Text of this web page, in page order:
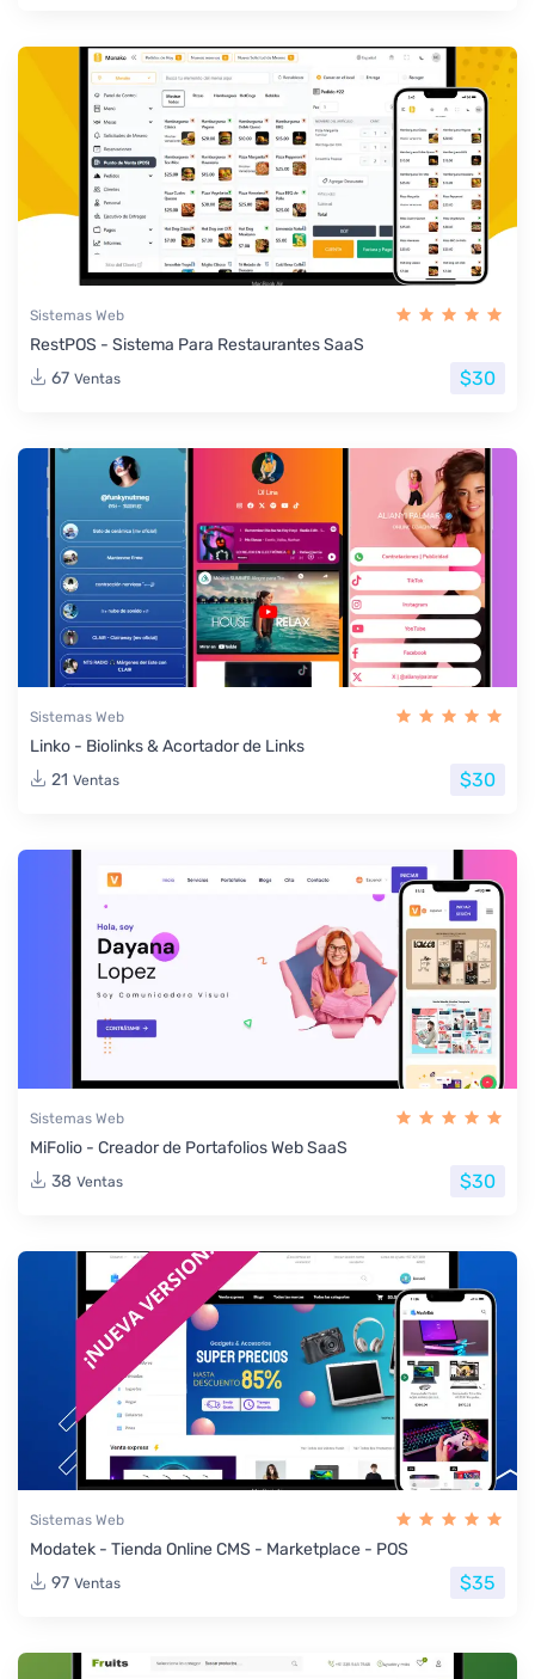
Sistemas Web
RestPOS - Sistema Para Restaurantes SaaS
67 Ventas $30
Sistemas Web
Linko - Biolinks & Acortador de Links
21 Ventas $30
Sistemas Web
MiFolio - Creador de Portafolios Web SaaS
38 Ventas $30
Sistemas Web
Modatek - Tienda Online CMS - Marketplace - POS
97 Ventas $35